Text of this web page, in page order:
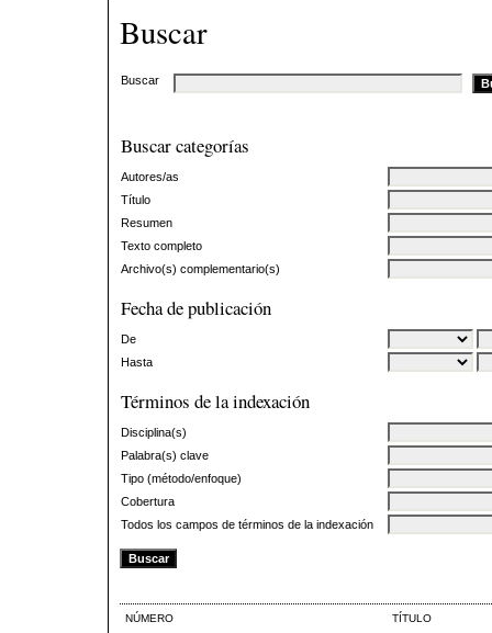
Buscar
Buscar
Buscar categorías
Autores/as
Título
Resumen
Texto completo
Archivo(s) complementario(s)
Fecha de publicación
De
Hasta
Términos de la indexación
Disciplina(s)
Palabra(s) clave
Tipo (método/enfoque)
Cobertura
Todos los campos de términos de la indexación
NÚMERO TÍTULO